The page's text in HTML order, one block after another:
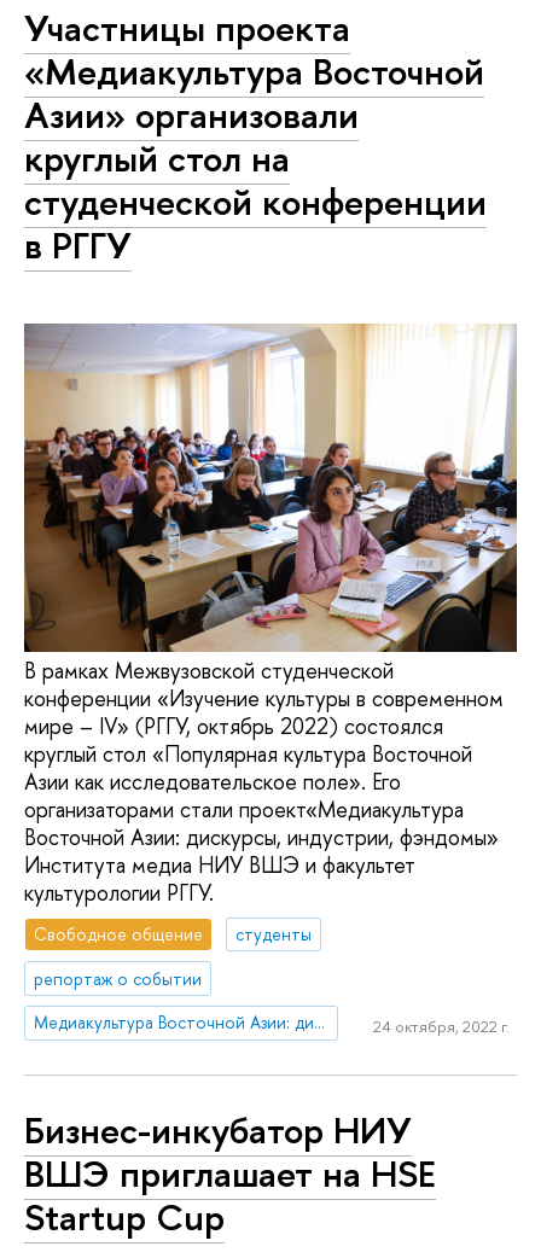
Участницы проекта
«Медиакультура Восточной
Азии» организовали
круглый стол на
студенческой конференции
в РГГУ
В рамках Межвузовской студенческой
конференции «Изучение культуры в современном
мире – IV» (РГГУ, октябрь 2022) состоялся
круглый стол «Популярная культура Восточной
Азии как исследовательское поле». Его
организаторами стали проект«Медиакультура
Восточной Азии: дискурсы, индустрии, фэндомы»
Института медиа НИУ ВШЭ и факультет
культурологии РГГУ.
Свободное общение
студенты
репортаж о событии
Медиакультура Восточной Азии: дискурсы, индустрии, фэндомы
24 октября, 2022 г.
Бизнес-инкубатор НИУ
ВШЭ приглашает на HSE
Startup Cup